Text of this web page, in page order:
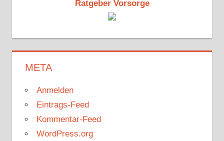
Ratgeber Vorsorge
META
Anmelden
Eintrags-Feed
Kommentar-Feed
WordPress.org